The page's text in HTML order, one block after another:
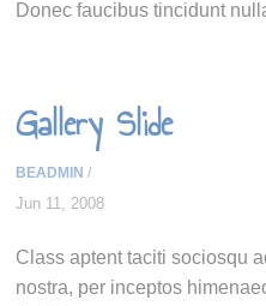
Donec faucibus tincidunt
Gallery Slide
BEADMIN /
Jun 11, 2008
Class aptent taciti sociosqu
nostra, per inceptos